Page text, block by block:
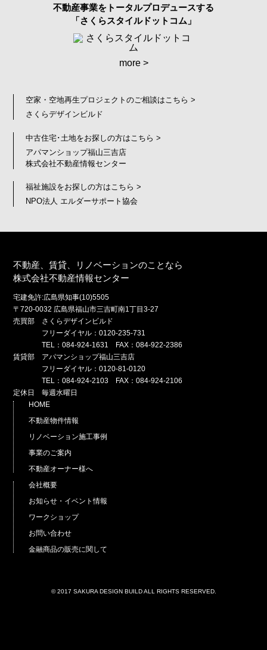
不動産事業をトータルプロデュースする
「さくらスタイルドットコム」
more >
空家・空地再生プロジェクトのご相談はこちら >
さくらデザインビルド
中古住宅･土地をお探しの方はこちら >
アパマンショップ福山三吉店
株式会社不動産情報センター
福祉施設をお探しの方はこちら >
NPO法人 エルダーサポート協会
不動産、賃貸、リノベーションのことなら
株式会社不動産情報センター
宅建免許:広島県知事(10)5505
〒720-0032 広島県福山市三吉町南1丁目3-27
売買部 さくらデザインビルド
フリーダイヤル：0120-235-731
TEL：084-924-1631 FAX：084-922-2386
賃貸部 アパマンショップ福山三吉店
フリーダイヤル：0120-81-0120
TEL：084-924-2103 FAX：084-924-2106
定休日 毎週水曜日
HOME
不動産物件情報
リノベーション施工事例
事業のご案内
不動産オーナー様へ
会社概要
お知らせ・イベント情報
ワークショップ
お問い合わせ
金融商品の販売に関して
© 2017 SAKURA DESIGN BUILD ALL RIGHTS RESERVED.